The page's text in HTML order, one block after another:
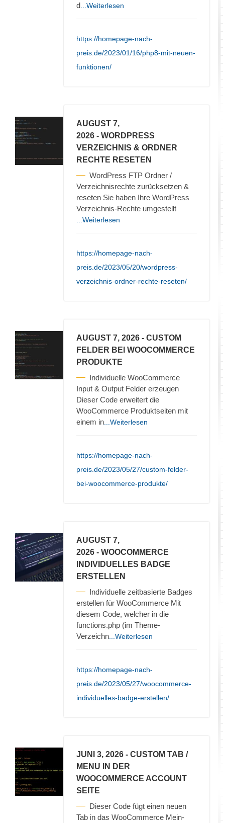
d ...Weiterlesen
https://homepage-nach-
preis.de/2023/01/16/php8-mit-neuen-
funktionen/
AUGUST 7,
2026 - WORDPRESS
VERZEICHNIS & ORDNER
RECHTE RESETEN
WordPress FTP Ordner /
Verzeichnisrechte zurücksetzen &
reseten Sie haben Ihre WordPress
Verzeichnis-Rechte umgestellt
...Weiterlesen
https://homepage-nach-
preis.de/2023/05/20/wordpress-
verzeichnis-ordner-rechte-reseten/
AUGUST 7, 2026 - CUSTOM
FELDER BEI WOOCOMMERCE
PRODUKTE
Individuelle WooCommerce
Input & Output Felder erzeugen
Dieser Code erweitert die
WooCommerce Produktseiten mit
einem in ...Weiterlesen
https://homepage-nach-
preis.de/2023/05/27/custom-felder-
bei-woocommerce-produkte/
AUGUST 7,
2026 - WOOCOMMERCE
INDIVIDUELLES BADGE
ERSTELLEN
Individuelle zeitbasierte Badges
erstellen für WooCommerce Mit
diesem Code, welcher in die
functions.php (im Theme-
Verzeichn ...Weiterlesen
https://homepage-nach-
preis.de/2023/05/27/woocommerce-
individuelles-badge-erstellen/
JUNI 3, 2026 - CUSTOM TAB /
MENU IN DER
WOOCOMMERCE ACCOUNT
SEITE
Dieser Code fügt einen neuen
Tab in das WooCommerce Mein-